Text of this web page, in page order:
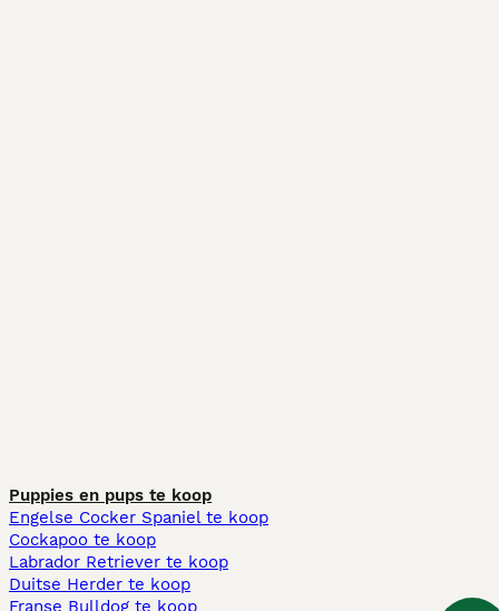
Puppies en pups te koop
Engelse Cocker Spaniel te koop
Cockapoo te koop
Labrador Retriever te koop
Duitse Herder te koop
Franse Bulldog te koop